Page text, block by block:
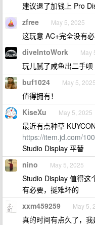
建议退了加钱上 Pro
zfree May 5, 2025
这玩意 AC+完全没有
diveIntoWork May
玩儿腻了咸鱼出二手呗
buf1024 May 5,
值得拥有！
KiseXu May 5, 2025
最近有点种草
https://item.jd.com/
Studio Display 平替
nino May 5, 2025
Studio Display 值得这
有必要，挺难坏的
xxm459259 May 5,
真的时间有点久了，我